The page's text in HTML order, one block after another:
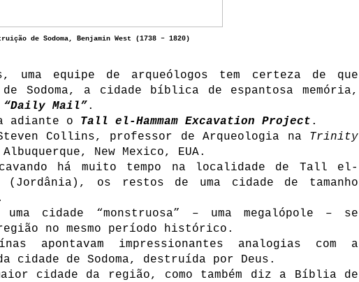
de Sodoma, Benjamin West (1738 – 1820)
uma equipe de arqueólogos tem certeza de que
Sodoma, a cidade bíblica de espantosa memória,
“Daily Mail” .
adiante o Tall el-Hammam Excavation Project .
Collins, professor de Arqueologia na Trinity
New Mexico, EUA.
há muito tempo na localidade de Tall el-
(Jordânia), os restos de uma cidade de tamanho
cidade “monstruosa” – uma megalópole – se
no mesmo período histórico.
apontavam impressionantes analogias com a
de Sodoma, destruída por Deus.
cidade da região, como também diz a Bíblia de